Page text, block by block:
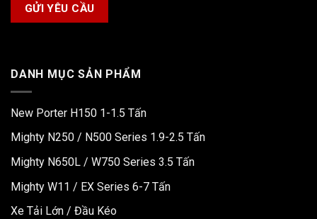
DANH MỤC SẢN PHẨM
New Porter H150 1-1.5 Tấn
Mighty N250 / N500 Series 1.9-2.5 Tấn
Mighty N650L / W750 Series 3.5 Tấn
Mighty W11 / EX Series 6-7 Tấn
Xe Tải Lớn / Đầu Kéo